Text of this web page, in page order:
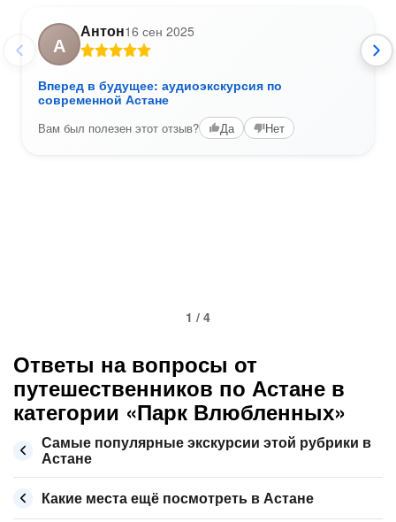
А
Антон16 сен 2025
Вперед в будущее: аудиоэкскурсия по
современной Астане
Вам был полезен этот отзыв? Да Нет
1 / 4
Ответы на вопросы от
путешественников по Астане в
категории «Парк Влюбленных»
Самые популярные экскурсии этой рубрики в
Астане
Какие места ещё посмотреть в Астане